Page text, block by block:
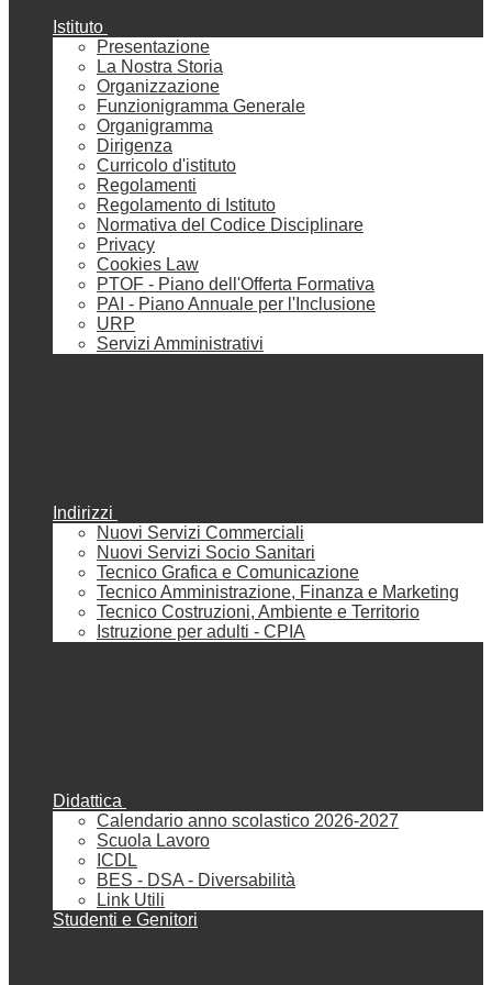
Istituto
Presentazione
La Nostra Storia
Organizzazione
Funzionigramma Generale
Organigramma
Dirigenza
Curricolo d'istituto
Regolamenti
Regolamento di Istituto
Normativa del Codice Disciplinare
Privacy
Cookies Law
PTOF - Piano dell'Offerta Formativa
PAI - Piano Annuale per l'Inclusione
URP
Servizi Amministrativi
Indirizzi
Nuovi Servizi Commerciali
Nuovi Servizi Socio Sanitari
Tecnico Grafica e Comunicazione
Tecnico Amministrazione, Finanza e Marketing
Tecnico Costruzioni, Ambiente e Territorio
Istruzione per adulti - CPIA
Didattica
Calendario anno scolastico 2026-2027
Scuola Lavoro
ICDL
BES - DSA - Diversabilità
Link Utili
Studenti e Genitori